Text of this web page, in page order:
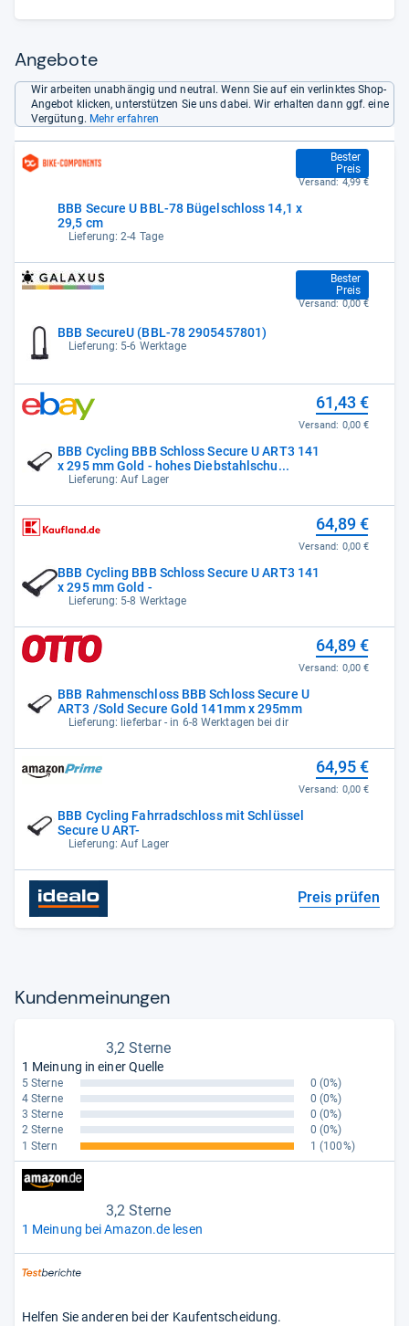
Angebote
Wir arbeiten unabhängig und neutral. Wenn Sie auf ein verlinktes Shop-
Angebot klicken, unterstützen Sie uns dabei. Wir erhalten dann ggf. eine
Vergütung. Mehr erfahren
BBB Secure U BBL-78 Bügelschloss 14,1 x
29,5 cm
Lieferung: 2-4 Tage
Bester
Preis
49,99 €
Versand: 4,99 €
BBB SecureU (BBL-78 2905457801)
Lieferung: 5-6 Werktage
Bester
Preis
54,98 €
Versand: 0,00 €
BBB Cycling BBB Schloss Secure U ART3 141
x 295 mm Gold - hohes Diebstahlschu...
Lieferung: Auf Lager
61,43 €
Versand: 0,00 €
BBB Cycling BBB Schloss Secure U ART3 141
x 295 mm Gold -
Lieferung: 5-8 Werktage
64,89 €
Versand: 0,00 €
BBB Rahmenschloss BBB Schloss Secure U
ART3 /Sold Secure Gold 141mm x 295mm
Lieferung: lieferbar - in 6-8 Werktagen bei dir
64,89 €
Versand: 0,00 €
BBB Cycling Fahrradschloss mit Schlüssel
Secure U ART-
Lieferung: Auf Lager
64,95 €
Versand: 0,00 €
Preis prüfen
Kun­den­mei­nun­gen
3,2 Sterne
1 Meinung in einer Quelle
5 Sterne 0 (0%)
4 Sterne
0 (0%)
3 Sterne
0 (0%)
2 Sterne
0 (0%)
1 Stern
1 (100%)
3,2 Sterne
1 Meinung bei Amazon.de lesen
Helfen Sie anderen bei der Kaufentscheidung.